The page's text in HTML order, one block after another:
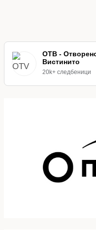
ОТВ -
Вистинито
20k+ следбеници